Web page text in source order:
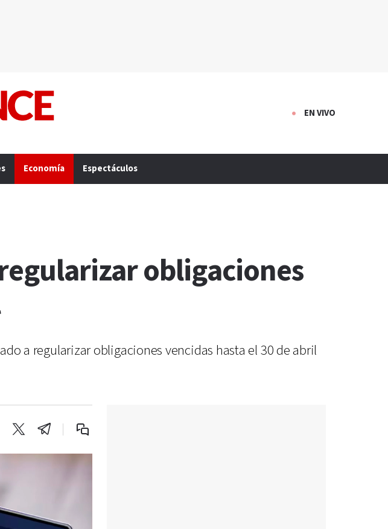
EN VIVO
Economía Espectáculos
obligaciones
a regularizar obligaciones vencidas hasta el 30 de abril